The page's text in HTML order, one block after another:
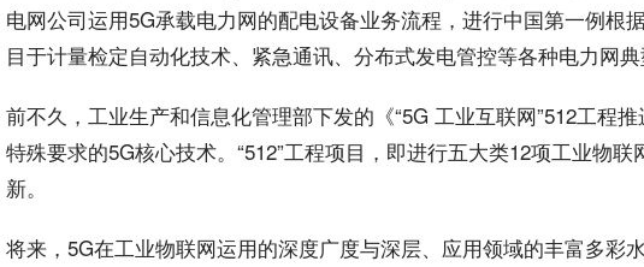
电网公司运用5G承载电力网的配电设备业务流程，进行中国第一例
目于计量检定自动化技术、紧急通讯、分布式发电管控等各种电力网
前不久，工业生产和信息化管理部下发的《“5G 工业互联网”512工程
特殊要求的5G核心技术。“512”工程项目，即进行五大类12项工业物
新。
将来，5G在工业物联网运用的深度广度与深层、应用领域的丰富多